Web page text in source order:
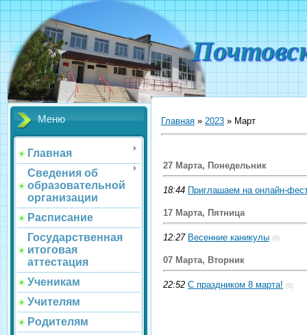
Меню
Главная
Сведения об
образовательной
организации
Расписание
Государственная
итоговая
аттестация
Ученикам
Учителям
Родителям
Главная » 2023 » Март
27 Марта, Понедельник
18:44 Приглашаем на онлайн-
17 Марта, Пятница
12:27 Весенние каникулы (0)
07 Марта, Вторник
22:52 С праздником 8 марта! (0)